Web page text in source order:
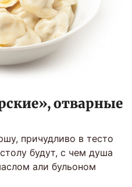
отварные
причудливо в тесто
будут, с чем душа
али бульоном